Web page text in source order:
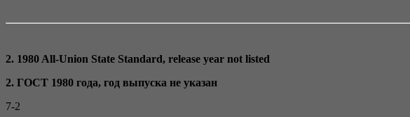
2. 1980 All-Union State Standard, release year not listed
2. ГОСТ 1980 года, год выпуска не указан
7-2